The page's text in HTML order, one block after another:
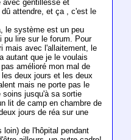
avec gentillesse et
attendre, et ça , c'est le
le système est un peu
pu lire sur le forum. Pour
mais avec l'allaitement, le
autant que je le voulais
amélioré mon mal de
deux jours et les deux
mais ne porte pas le
soins jusqu'à sa sortie
lit de camp en chambre de
jours de réa sur une
de l'hôpital pendant